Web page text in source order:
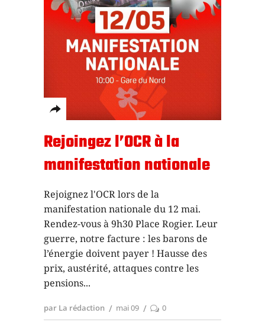
Rejoingez l’OCR à la
manifestation nationale
Rejoignez l'OCR lors de la
manifestation nationale du 12 mai.
Rendez-vous à 9h30 Place Rogier. Leur
guerre, notre facture : les barons de
l’énergie doivent payer ! Hausse des
prix, austérité, attaques contre les
pensions
par La rédaction mai 09 0